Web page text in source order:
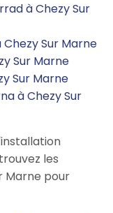
à Chezy Sur
Chezy Sur Marne
Sur Marne
Sur Marne
à Chezy Sur
les
Marne pour